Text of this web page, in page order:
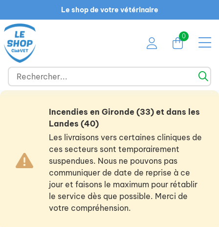
Le shop de votre vétérinaire
0
Incendies en Gironde (33) et dans les
Landes (40)
Les livraisons vers certaines cliniques de
ces secteurs sont temporairement
suspendues. Nous ne pouvons pas
communiquer de date de reprise à ce
jour et faisons le maximum pour rétablir
le service dès que possible. Merci de
votre compréhension.